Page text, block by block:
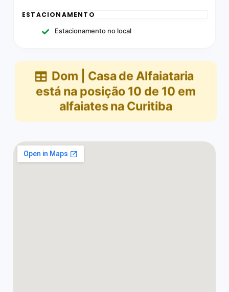
ESTACIONAMENTO
Estacionamento no local
Dom | Casa de Alfaiataria
está na posição 10 de 10 em
alfaiates na Curitiba